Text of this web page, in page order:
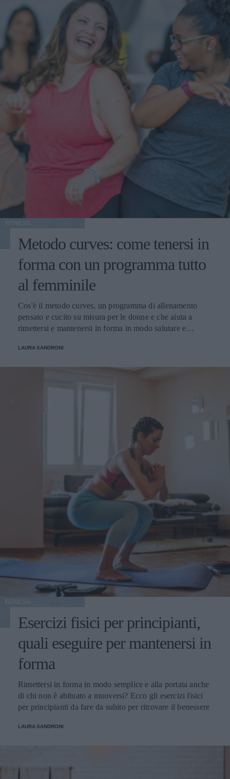
Metodo curves: come tenersi in
forma con un programma tutto
al femminile
Cos'è il metodo curves, un programma di allenamento
pensato e cucito su misura per le donne e che aiuta a
rimettersi e mantenersi in forma in modo salutare e
LAURA SANDRONI
Esercizi fisici per principianti,
quali eseguire per mantenersi in
forma
Rimettersi in forma in modo semplice e alla portata anche
di chi non è abituato a muoversi? Ecco gli esercizi fisici
per principianti da fare da subito per ritrovare il benessere
LAURA SANDRONI